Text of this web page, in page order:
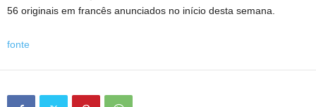
56 originais em francês anunciados no início desta semana.
fonte